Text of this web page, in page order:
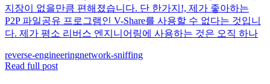
지장이 없을만큼 편해졌습니다. 단 한가지!, 제가 좋아하는
P2P 파일공유 프로그램인 V-Share를 사용할 수 없다는 것입니
다. 제가 평소 리버스 엔지니어링에 사용하는 것은 오직 하나
reverse-engineeringnetwork-sniffing
Read full post